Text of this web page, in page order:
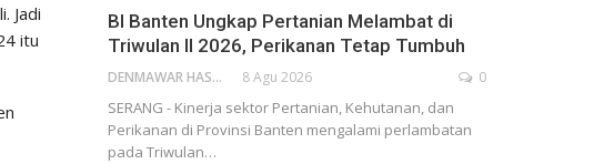
Jadi
itu
BI Banten Ungkap Pertanian Melambat di
Triwulan II 2026, Perikanan Tetap Tumbuh
DENMAWAR HASANUDIN 8 Agu 2026 0
SERANG - Kinerja sektor Pertanian, Kehutanan, dan
Perikanan di Provinsi Banten mengalami perlambatan
pada Triwulan…